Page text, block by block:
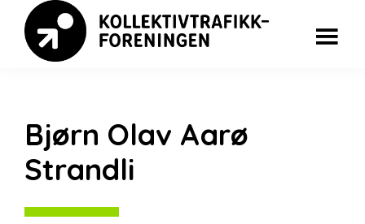
main
footer
Bjørn Olav Aarø
Strandli